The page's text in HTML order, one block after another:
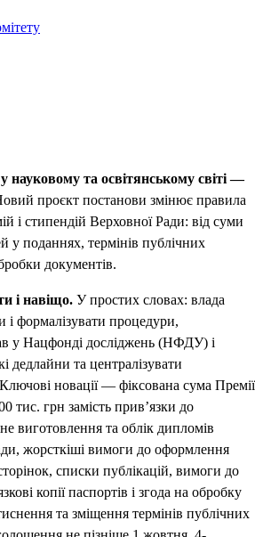
науковому та освітянському світі —
проєкт постанови змінює правила
і стипендій Верховної Ради: від суми
у поданнях, термінів публічних
документів.
і навіщо. У простих словах: влада
і формалізувати процедури,
у Нацфонді досліджень (НФДУ) і
дедлайни та централізувати
новації — фіксована сума Премії
тис. грн замість прив’язки до
виготовлення та облік дипломів
жорсткіші вимоги до оформлення
списки публікацій, вимоги до
копії паспортів і згода на обробку
та зміщення термінів публічних